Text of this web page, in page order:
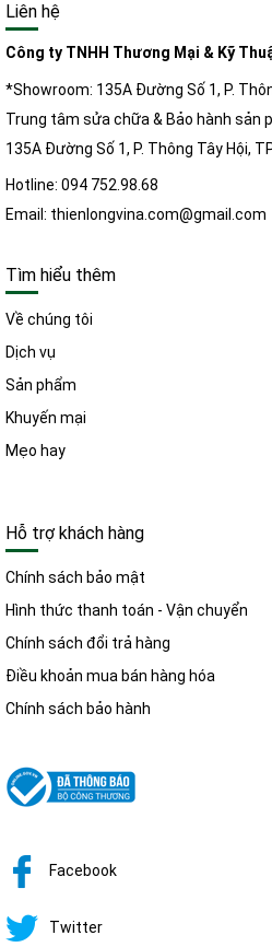
Liên hệ
Công ty TNHH Thương Mại & Kỹ
*Showroom: 135A Đường Số 1, P.
Trung tâm sửa chữa & Bảo hành sản
135A Đường Số 1, P. Thông Tây Hội,
Hotline: 094 752.98.68
Email: thienlongvina.com@gmail.com
Tìm hiểu thêm
Về chúng tôi
Dịch vụ
Sản phẩm
Khuyến mại
Mẹo hay
Hỗ trợ khách hàng
Chính sách bảo mật
Hình thức thanh toán - Vận chuyển
Chính sách đổi trả hàng
Điều khoản mua bán hàng hóa
Chính sách bảo hành
Facebook
Twitter